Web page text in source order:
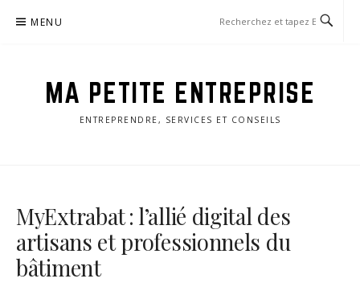
MENU
MA PETITE ENTREPRISE
ENTREPRENDRE, SERVICES ET CONSEILS
MyExtrabat : l’allié digital des
artisans et professionnels du
bâtiment